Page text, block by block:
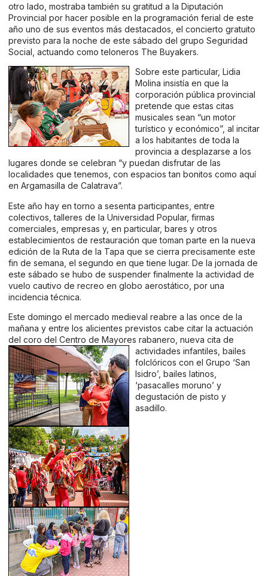
otro lado, mostraba también su gratitud a la Diputación
Provincial por hacer posible en la programación ferial de este
año uno de sus eventos más destacados, el concierto gratuito
previsto para la noche de este sábado del grupo Seguridad
Social, actuando como teloneros The Buyakers.
Sobre este particular, Lidia
Molina insistía en que la
corporación pública provincial
pretende que estas citas
musicales sean “un motor
turístico y económico”, al incitar
a los habitantes de toda la
provincia a desplazarse a los
lugares donde se celebran “y puedan disfrutar de las
localidades que tenemos, con espacios tan bonitos como aquí
en Argamasilla de Calatrava”.
Este año hay en torno a sesenta participantes, entre
colectivos, talleres de la Universidad Popular, firmas
comerciales, empresas y, en particular, bares y otros
establecimientos de restauración que toman parte en la nueva
edición de la Ruta de la Tapa que se cierra precisamente este
fin de semana, el segundo en que tiene lugar. De la jornada de
este sábado se hubo de suspender finalmente la actividad de
vuelo cautivo de recreo en globo aerostático, por una
incidencia técnica.
Este domingo el mercado medieval reabre a las once de la
mañana y entre los alicientes previstos cabe citar la actuación
del coro del Centro de Mayores rabanero, nueva cita de
actividades infantiles, bailes
folclóricos con el Grupo ‘San
Isidro’, bailes latinos,
‘pasacalles moruno’ y
degustación de pisto y
asadillo.